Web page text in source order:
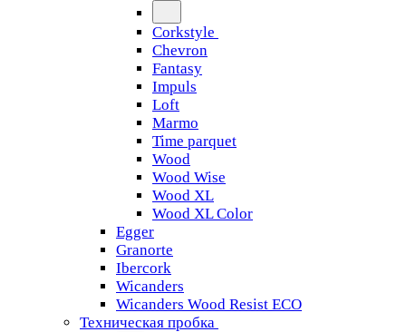
Corkstyle
Chevron
Fantasy
Impuls
Loft
Marmo
Time parquet
Wood
Wood Wise
Wood XL
Wood XL Color
Egger
Granorte
Ibercork
Wicanders
Wicanders Wood Resist ECO
Техническая пробка